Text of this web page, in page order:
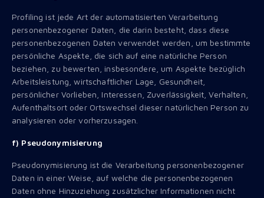
Profiling ist jede Art der automatisierten Verarbeitung
personenbezogener Daten, die darin besteht, dass diese
personenbezogenen Daten verwendet werden, um bestimmte
persönliche Aspekte, die sich auf eine natürliche Person
beziehen, zu bewerten, insbesondere, um Aspekte bezüglich
Arbeitsleistung, wirtschaftlicher Lage, Gesundheit,
persönlicher Vorlieben, Interessen, Zuverlässigkeit, Verhalten,
Aufenthaltsort oder Ortswechsel dieser natürlichen Person zu
analysieren oder vorherzusagen.
f) Pseudonymisierung
Pseudonymisierung ist die Verarbeitung personenbezogener
Daten in einer Weise, auf welche die personenbezogenen
Daten ohne Hinzuziehung zusätzlicher Informationen nicht